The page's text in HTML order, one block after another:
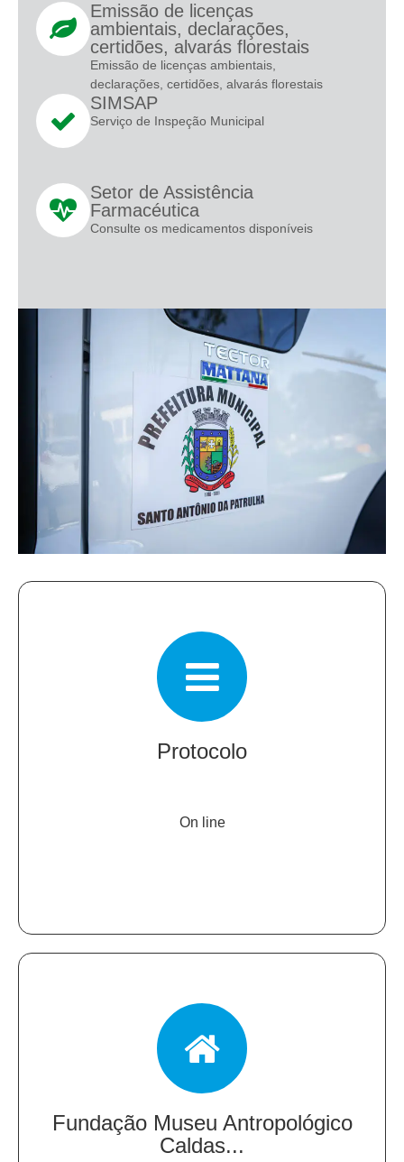
Emissão de licenças
ambientais, declarações,
certidões, alvarás florestais
Emissão de licenças ambientais,
declarações, certidões, alvarás florestais
SIMSAP
Serviço de Inspeção Municipal
Setor de Assistência
Farmacéutica
Consulte os medicamentos disponíveis
Protocolo
On line
Fundação Museu Antropológico
Caldas...